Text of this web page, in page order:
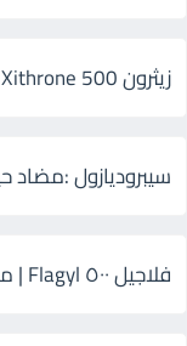
زيثرون 500 Xithrone : اقراص مضاد حيوى للالتهابات
سيبروديازول :مضاد
فلاجيل ٥٠٠ Flagyl | مطهر معوي أقراص وشراب